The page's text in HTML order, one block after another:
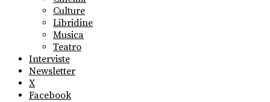
Culture
Libridine
Musica
Teatro
Interviste
Newsletter
X
Facebook